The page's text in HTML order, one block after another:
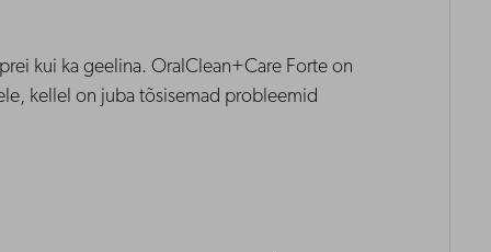
kui ka geelina. OralClean+Care Forte on
kellel on juba tõsisemad probleemid